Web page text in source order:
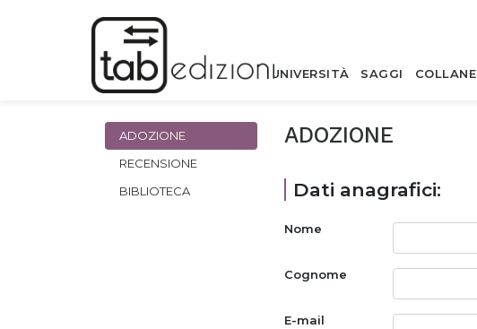
UNIVERSITÀ SAGGI COLLANE
ADOZIONE
RECENSIONE
BIBLIOTECA
ADOZIONE
Dati anagrafici:
Nome
Cognome
E-mail